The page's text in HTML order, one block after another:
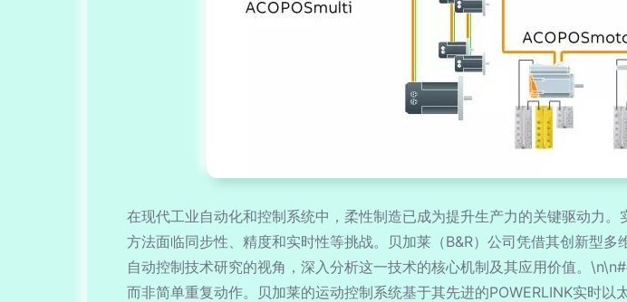
在现代工业自动化和控制系统中，柔性制造已成为提升生产力的关键驱动力
方法面临同步性、精度和实时性等挑战。贝加莱（B&R）公司凭借其创新型
自动控制技术研究的视角，深入分析这一技术的核心机制及其应用价值。
而非简单重复动作。贝加莱的运动控制系统基于其先进的POWERLINK实时